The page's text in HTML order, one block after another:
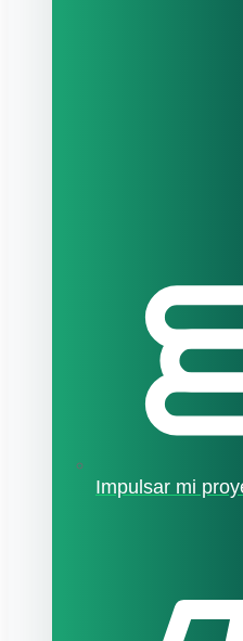
Impulsar mi